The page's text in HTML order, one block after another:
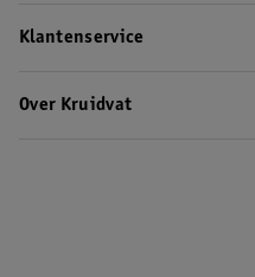
Klantenservice
Over Kruidvat